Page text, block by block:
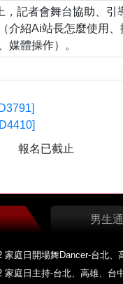
男生
家庭日開場舞Dancer-台北、
家庭日主持-台北、高雄、台
，記者會舞台協助、引
介紹Ai站長怎麼使用
媒體操作）。
報名已截止